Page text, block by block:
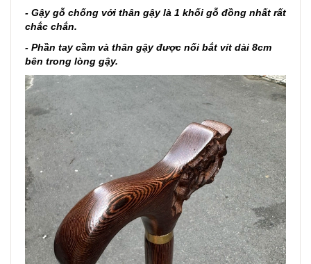
- Gậy gỗ chống với thân gậy là 1 khối gỗ đồng nhất rất
chắc chắn.
- Phần tay cầm và thân gậy được nối bắt vít dài 8cm
bên trong lòng gậy.